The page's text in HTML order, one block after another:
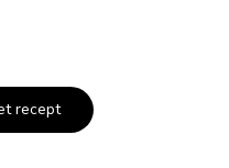
recept